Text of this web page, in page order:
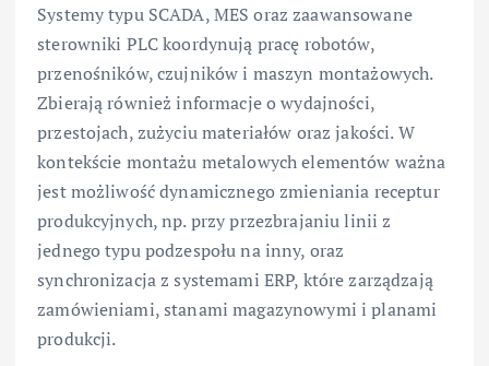
Systemy typu SCADA, MES oraz zaawansowane
sterowniki PLC koordynują pracę robotów,
przenośników, czujników i maszyn montażowych.
Zbierają również informacje o wydajności,
przestojach, zużyciu materiałów oraz jakości. W
kontekście montażu metalowych elementów ważna
jest możliwość dynamicznego zmieniania receptur
produkcyjnych, np. przy przezbrajaniu linii z
jednego typu podzespołu na inny, oraz
synchronizacja z systemami ERP, które zarządzają
zamówieniami, stanami magazynowymi i planami
produkcji.